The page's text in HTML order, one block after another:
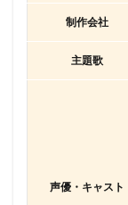
制作会社
主題歌
声優・キャスト